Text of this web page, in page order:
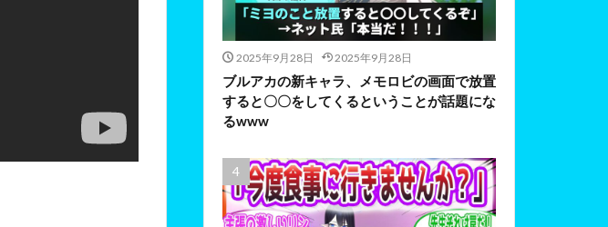
2025年9月28日 2025年9月28日
ブルアカの新キャラ、メモロビの画面で放置
すると〇〇をしてくるということが話題にな
るwww